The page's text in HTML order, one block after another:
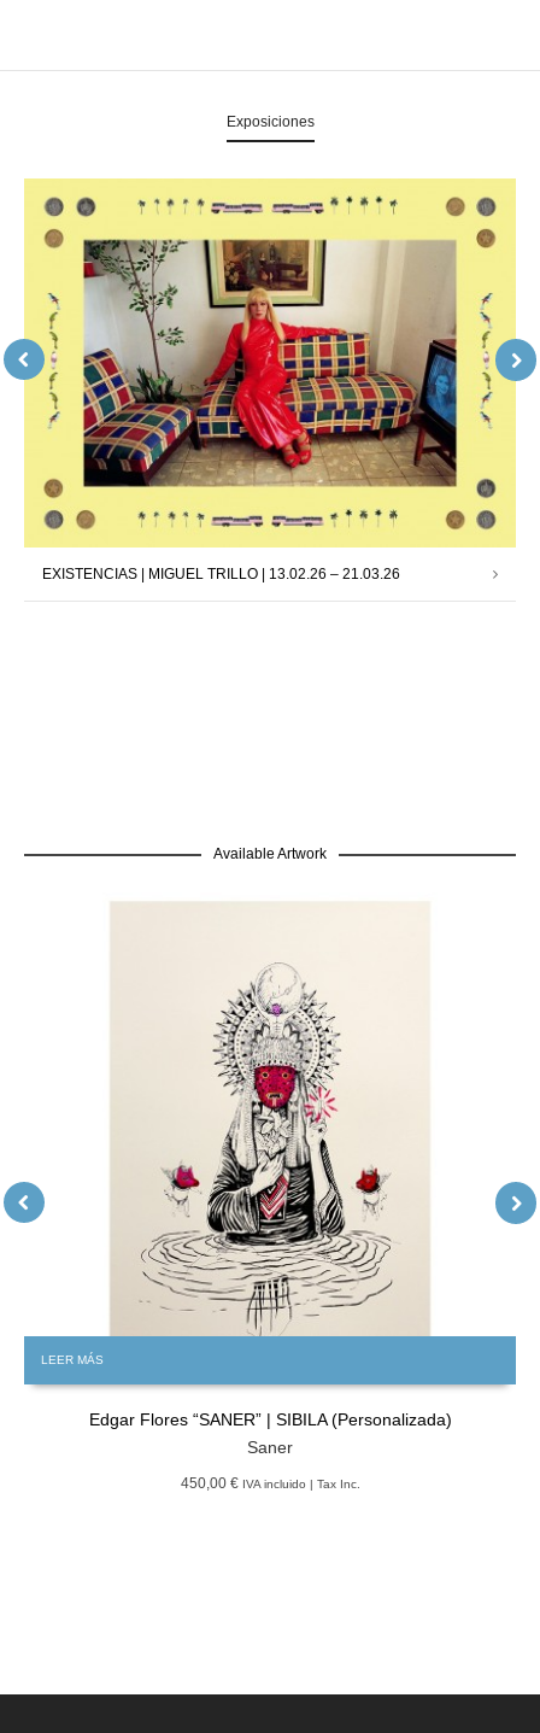
Exposiciones
EXISTENCIAS | MIGUEL TRILLO | 13.02.26 – 21.03.26
Available Artwork
LEER MÁS
Edgar Flores “SANER” | SIBILA (Personalizada)
Saner
450,00 € IVA incluido | Tax Inc.